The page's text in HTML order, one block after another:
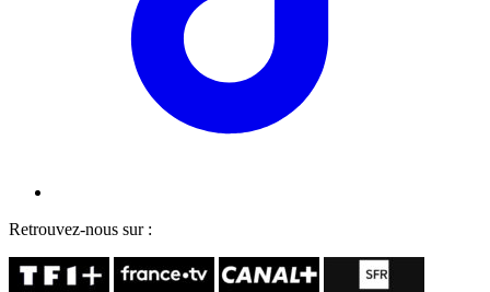
Retrouvez-nous sur :